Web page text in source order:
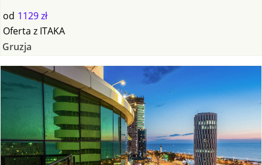
od 1129 zł
Oferta z ITAKA
Gruzja